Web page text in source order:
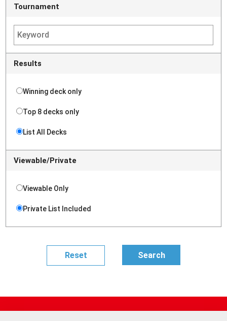
Tournament
Results
Winning deck only
Top 8 decks only
List All Decks
Viewable/Private
Viewable Only
Private List Included